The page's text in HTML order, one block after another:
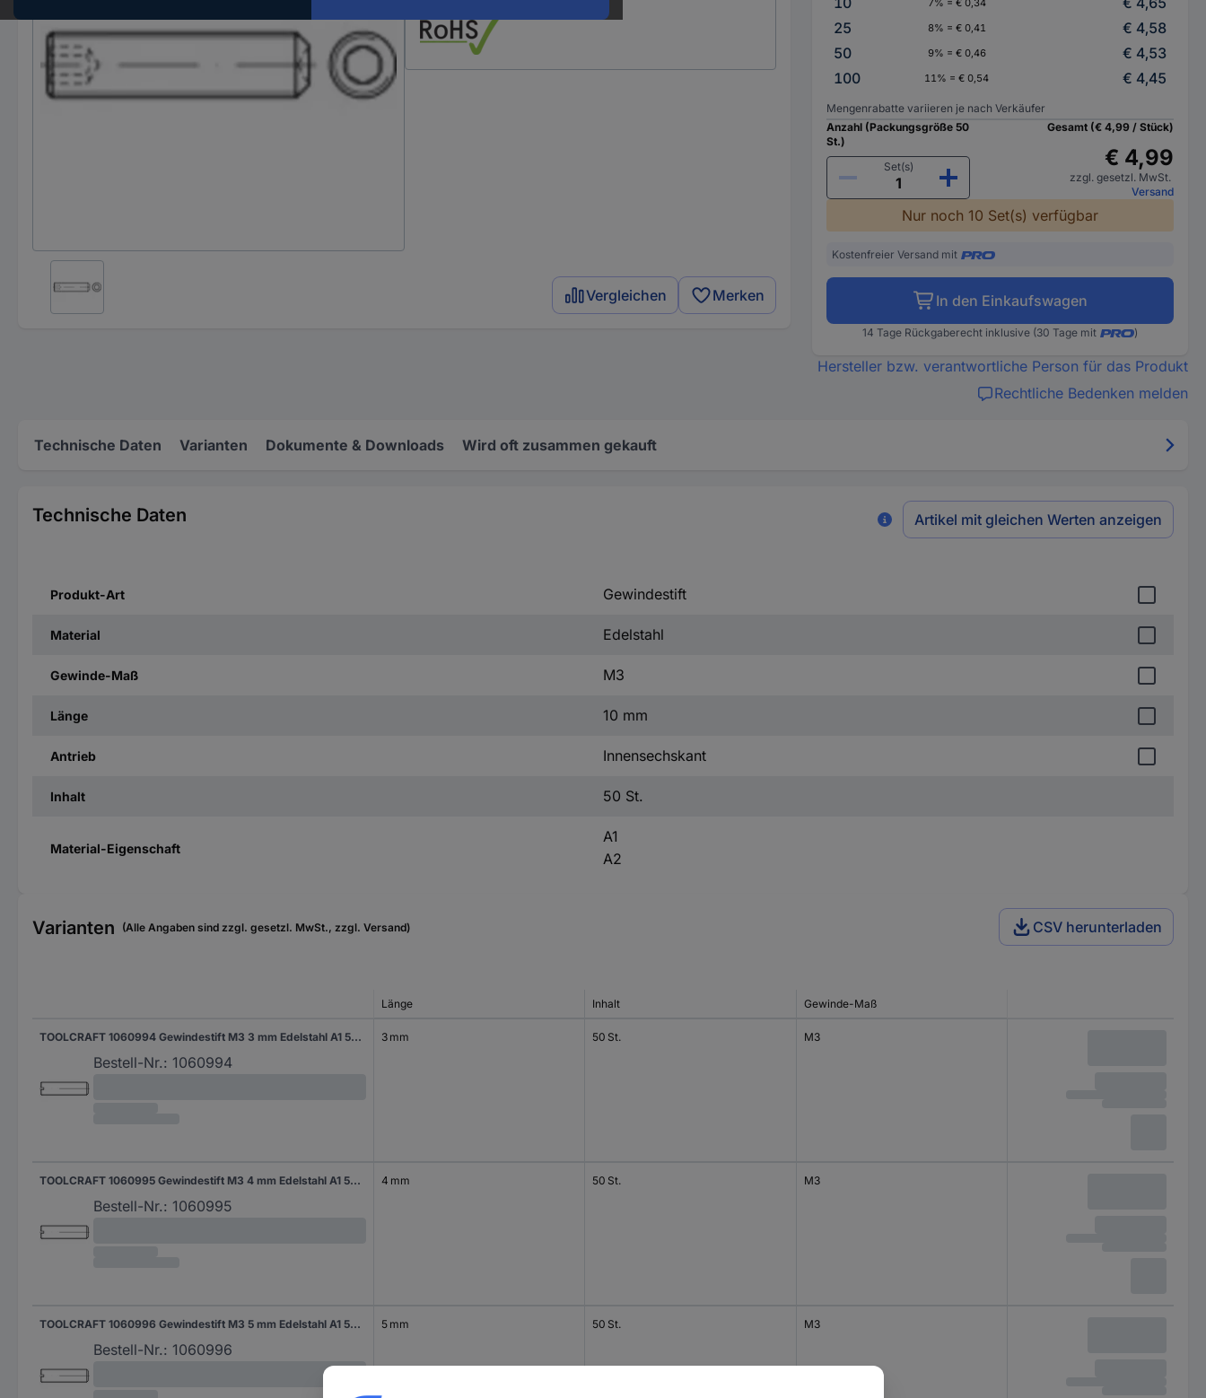
Vergleichen Merken
7% = € 0,34
25
8% = € 0,41
€ 4,58
50
9% = € 0,46
€ 4,53
100
11% = € 0,54 € 4,45
Mengenrabatte variieren je nach Verkäufer
Anzahl (Packungsgröße 50
St.)
Set(s)
Gesamt (€ 4,99 / Stück)
€ 4,99
zzgl. gesetzl. MwSt.
Versand
Nur noch 10 Set(s) verfügbar
Kostenfreier Versand mit
In den Einkaufswagen
14 Tage Rückgaberecht inklusive (30 Tage mit )
Hersteller bzw. verantwortliche Person für das Produkt
Rechtliche Bedenken melden
Technische Daten Varianten Dokumente & Downloads Wird oft zusammen gekauft
Technische Daten Artikel mit gleichen Werten anzeigen
Produkt-Art Gewindestift
Material Edelstahl
Gewinde-Maß M3
Länge 10 mm
Antrieb Innensechskant
Inhalt 50 St.
Material-Eigenschaft
A1
A2
Varianten (Alle Angaben sind zzgl. gesetzl. MwSt., zzgl. Versand) CSV herunterladen
Länge Inhalt Gewinde-Maß
TOOLCRAFT 1060994 Gewindestift M3 3 mm Edelstahl A1 50 St.
Bestell-Nr.: 1060994
3 mm 50 St. M3
TOOLCRAFT 1060995 Gewindestift M3 4 mm Edelstahl A1 50 St.
Bestell-Nr.: 1060995
4 mm 50 St. M3
TOOLCRAFT 1060996 Gewindestift M3 5 mm Edelstahl A1 50 St.
Bestell-Nr.: 1060996
5 mm 50 St. M3